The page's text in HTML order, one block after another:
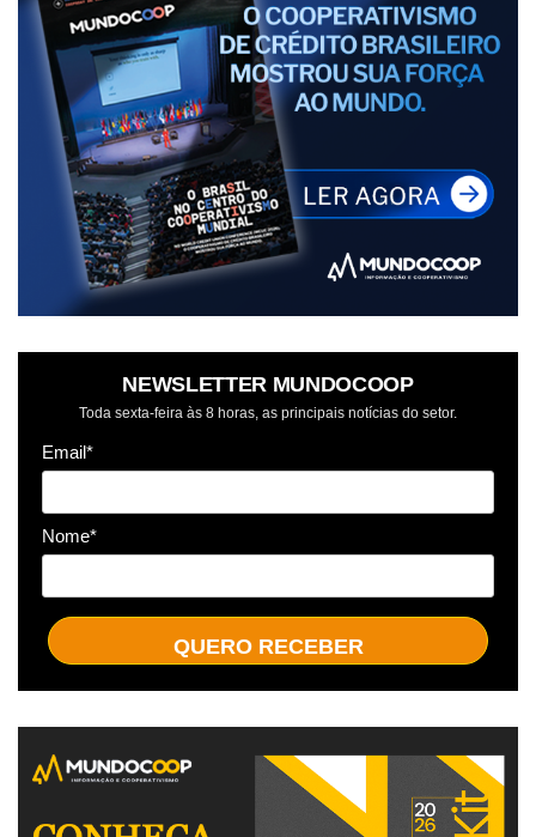
NEWSLETTER MUNDOCOOP
Toda sexta-feira às 8 horas, as principais notícias do setor.
Email*
Nome*
QUERO RECEBER